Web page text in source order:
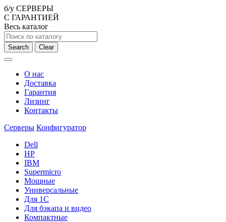
б/у СЕРВЕРЫ
С ГАРАНТИЕЙ
Весь каталог
Search Clear
О нас
Доставка
Гарантия
Лизинг
Контакты
Серверы Конфигуратор
Dell
HP
IBM
Supermicro
Мощные
Универсальные
Для 1С
Для бэкапа и видео
Компактные